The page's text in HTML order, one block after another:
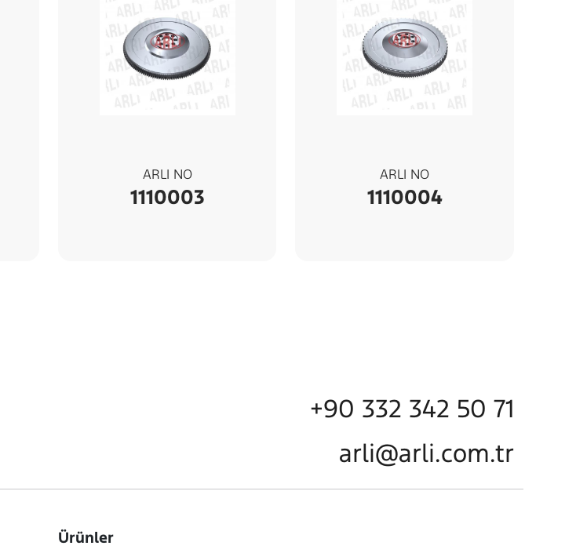
ARLI NO
1110003
ARLI NO
1110004
+90 332 342 50 71
arli@arli.com.tr
Ürünler